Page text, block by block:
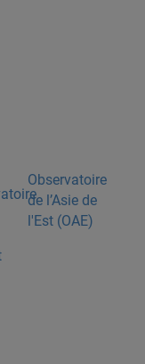
Observatoire
de l’Asie de
l'Est (OAE)